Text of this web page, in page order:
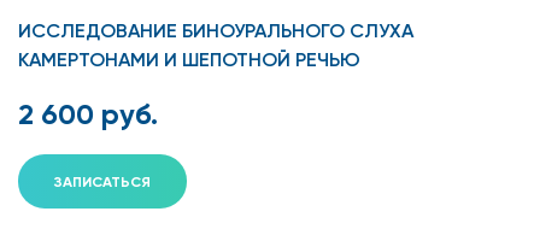
ИССЛЕДОВАНИЕ БИНОУРАЛЬНОГО СЛУХА
КАМЕРТОНАМИ И ШЕПОТНОЙ РЕЧЬЮ
2 600 руб.
ЗАПИСАТЬСЯ